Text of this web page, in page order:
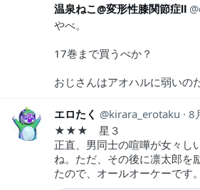
温泉ねこ@変形性膝関節症Ⅱ
やべ。
17巻まで買うべか？
おじさんはアオハルに弱いの
エロたく kirara_erotaku
8
★★★ 星３
正直、男同士の喧嘩が女々し
ね。ただ、その後に凛太郎を
たので、オールオーケーです。